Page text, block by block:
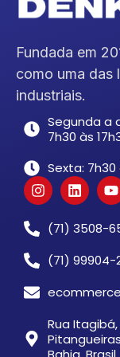
Fundada em
como uma das
industriais.
(71) 3508-
(71) 99904-
Rua
Segunda a
7h30 às
Sexta: 7h30